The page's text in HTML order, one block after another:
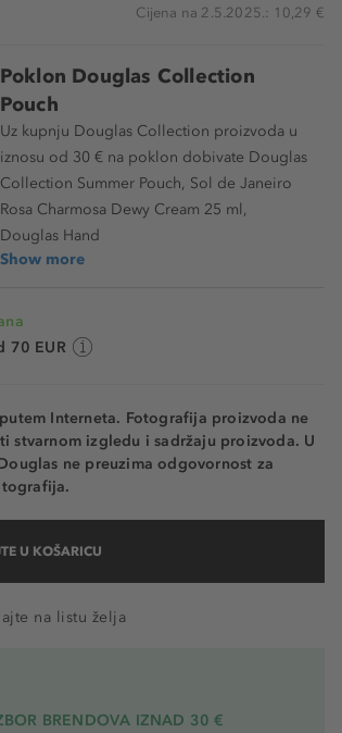
Cijena na 2.5.2025.: 10,29 €
Poklon Douglas Collection
Pouch
Uz kupnju Douglas Collection proizvoda u
iznosu od 30 € na poklon dobivate Douglas
Collection Summer Pouch, Sol de Janeiro
Rosa Charmosa Dewy Cream 25 ml,
Douglas Hand
Show more
70 EUR
Interneta. Fotografija proizvoda ne
stvarnom izgledu i sadržaju proizvoda. U
ne preuzima odgovornost za
U KOŠARICU
na listu želja
BRENDOVA IZNAD 30 €